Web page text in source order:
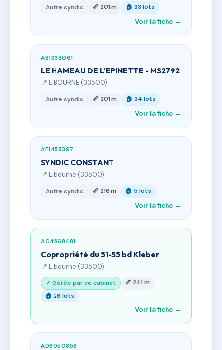
Autre syndic 📏 201 m 🏠 33 lots
Voir la fiche →
AB1333061
LE HAMEAU DE L'EPINETTE - MS2792
📍 LIBOURNE (33500)
Autre syndic 📏 201 m 🏠 34 lots
Voir la fiche →
AF1458397
SYNDIC CONSTANT
📍 Libourne (33500)
Autre syndic 📏 216 m 🏠 5 lots
Voir la fiche →
AC4568481
Copropriété du 51-55 bd Kleber
📍 Libourne (33500)
✓ Gérée par ce cabinet
📏 241 m
🏠 26 lots
Voir la fiche →
AD8050858